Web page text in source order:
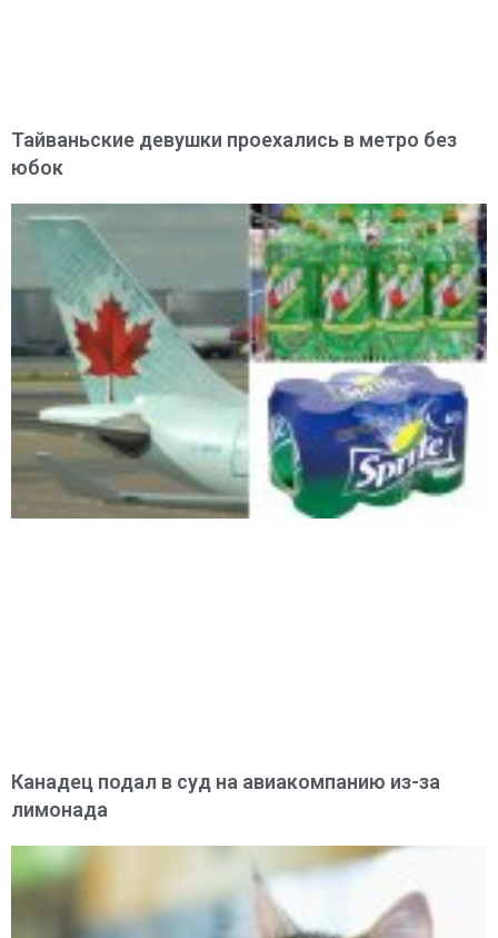
Тайваньские девушки проехались в метро без
юбок
Канадец подал в суд на авиакомпанию из-за
лимонада